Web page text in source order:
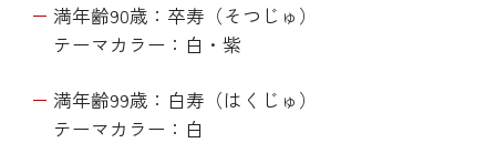
満年齢90歳：卒寿（そつじゅ）
テーマカラー：白・紫
満年齢99歳：白寿（はくじゅ）
テーマカラー：白